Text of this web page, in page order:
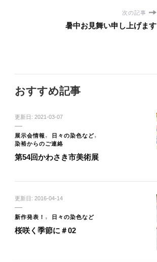
次の記事
暑中お見舞い申し上げます
おすすめ記事
更新日: 2021-03-07
展示会情報
日々の染色など
染裕からのご連絡
第54回かわさき市美術展
更新日: 2016-04-14
新作発表！ 日々の染色など
桜咲く季節に＃02